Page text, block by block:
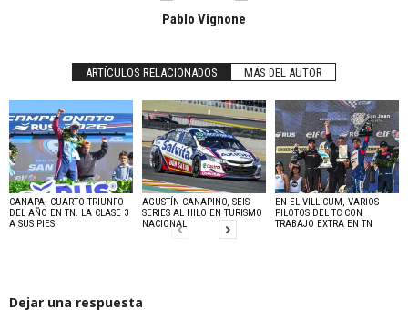
Pablo Vignone
ARTÍCULOS RELACIONADOS MÁS DEL AUTOR
CANAPA, CUARTO TRIUNFO
DEL AÑO EN TN. LA CLASE 3
A SUS PIES
AGUSTÍN CANAPINO, SEIS
SERIES AL HILO EN TURISMO
NACIONAL
EN EL VILLICUM, VARIOS
PILOTOS DEL TC CON
TRABAJO EXTRA EN TN
Dejar una respuesta